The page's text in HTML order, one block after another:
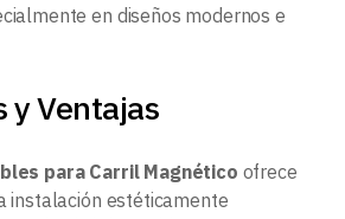
en diseños modernos e
y Ventajas
para Carril Magnético ofrece
instalación estéticamente